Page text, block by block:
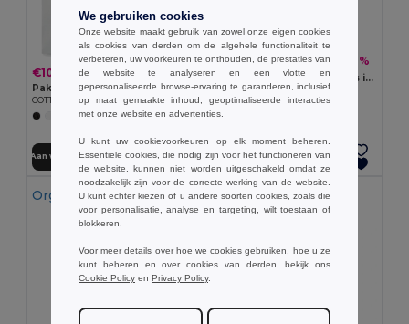
€10.80
Pak van 5 GiftRetail MO9268
COTTONEL COLOUR + Katoenen boodschappentas
+20 Kleuren
Aan winkelwagen toevoegen
€1.31€1.84 -29%
TOTEPET Boodschappentas in RPET
GiftRetail MO9441
Aan winkelwagen toevoegen
Organic Cotton
We gebruiken cookies
Onze website maakt gebruik van zowel onze eigen cookies
als cookies van derden om de algehele functionaliteit te
verbeteren, uw voorkeuren te onthouden, de prestaties van
de website te analyseren en een vlotte en
gepersonaliseerde browse-ervaring te garanderen, inclusief
op maat gemaakte inhoud, geoptimaliseerde interacties
met onze website en advertenties.
U kunt uw cookievoorkeuren op elk moment beheren.
Essentiële cookies, die nodig zijn voor het functioneren van
de website, kunnen niet worden uitgeschakeld omdat ze
noodzakelijk zijn voor de correcte werking van de website.
U kunt echter kiezen of u andere soorten cookies, zoals die
voor personalisatie, analyse en targeting, wilt toestaan of
blokkeren.
Voor meer details over hoe we cookies gebruiken, hoe u ze
kunt beheren en over cookies van derden, bekijk ons
Cookie Policy en Privacy Policy.